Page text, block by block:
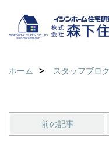
ホーム スタッフブロ
前の記事